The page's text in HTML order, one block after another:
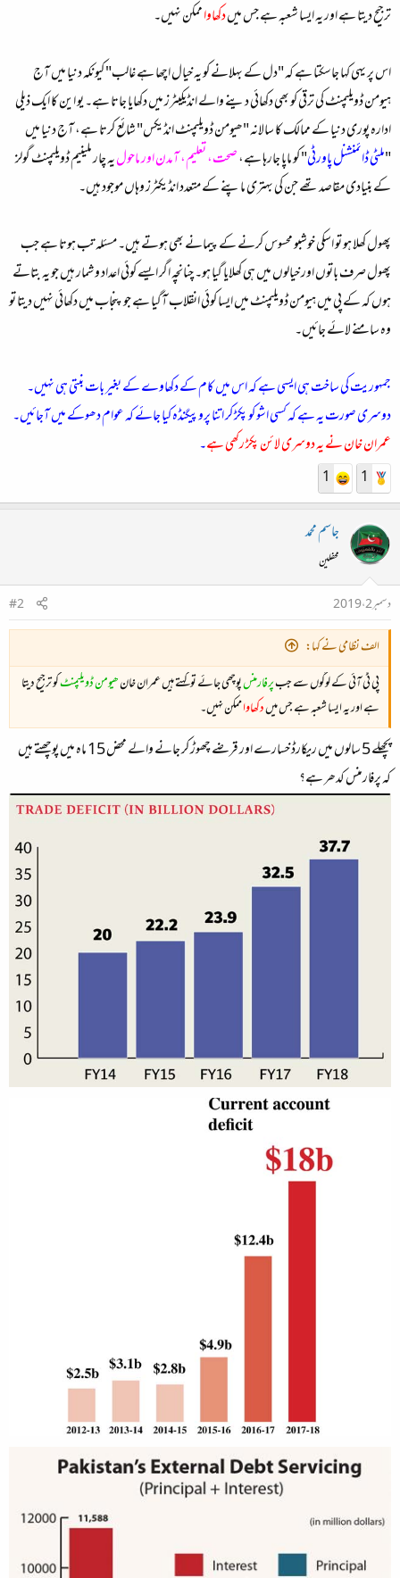
ترجیح دیتا ہے اور یہ ایسا شعبہ ہے جس میںدکھاواممکن نہیں۔
اس پر یہی کہا جاسکتا ہے کہ "دل کے بہلانے کو یہ خیال اچھا ہے غالب" کیونکہ دنیا میں آج
ہیومن ڈویلپمنٹ کی ترقی کو بھی دکھائی دینے والے انڈیکیٹرز میں دکھایا جاتا ہے۔ یو این کا ایک ذیلی
ادارہ پوری دنیا کے ممالک کا سالانہ "ھیومن ڈویلپمنٹ انڈیکس" شائع کرتا ہے، آج دنیا میں
"ملٹی ڈائمنشنل پاورٹی" کو ماپا جارہا ہے،صحت، تعلیم، آمدن اور ماحولیہ چارملینیم ڈویلپمنٹ گولز
کے بنیادی مقاصد تھے جن کی بہتری ماپنے کے متعدد انڈیکٹرز وہاں موجود ہیں۔
پھول کھلا ہو تو اسکی خوشبو محسوس کرنے کے پیمانے بھی ہوتے ہیں۔ مسئلہ تب ہوتا ہے جب
پھول صرف باتوں اور خیالوں میں ہی کھلایا گیا ہو۔ چنانچہ اگر ایسے کوئی اعداد و شمار ہیں جو یہ بتاتے
ہوں کہ کے پی میں ہیومن ڈویلپمنٹ میں ایسا کوئی انقلاب آگیا ہے جو پنجاب میں دکھائی نہیں دیتا تو
وہ سامنے لائے جائیں۔
جمہوریت کی ساخت ہی ایسی ہے کہ اس میں کام کے دکھاوے کے بغیر بات بنتی ہی نہیں۔
دوسری صورت یہ ہے کہ کسی اشو کو پکڑ کر اتنا پروپیگنڈہ کیا جائے کہ عوام دھوکے میں آجائیں۔
عمران خان نے یہ دوسری لائن پکڑ رکھی ہے۔
1
1
جاسم محمد
محفلین
دسمبر 2، 2019
#2
الف نظامی نے کہا:
پی ٹی آئی کے لوگوں سے جبپرفارمنسپوچھی جائے تو کہتے ہیں عمران خانھیومن ڈویلپمنٹکو ترجیح دیتا
ہے اور یہ ایسا شعبہ ہے جس میںدکھاواممکن نہیں۔
پچھلے 5 سالوں میں ریکارڈ خسارے اور قرضے چھوڑ کر جانے والے محض 15 ماہ میں پوچھتے ہیں
کہ پرفارمنس کدھر ہے؟